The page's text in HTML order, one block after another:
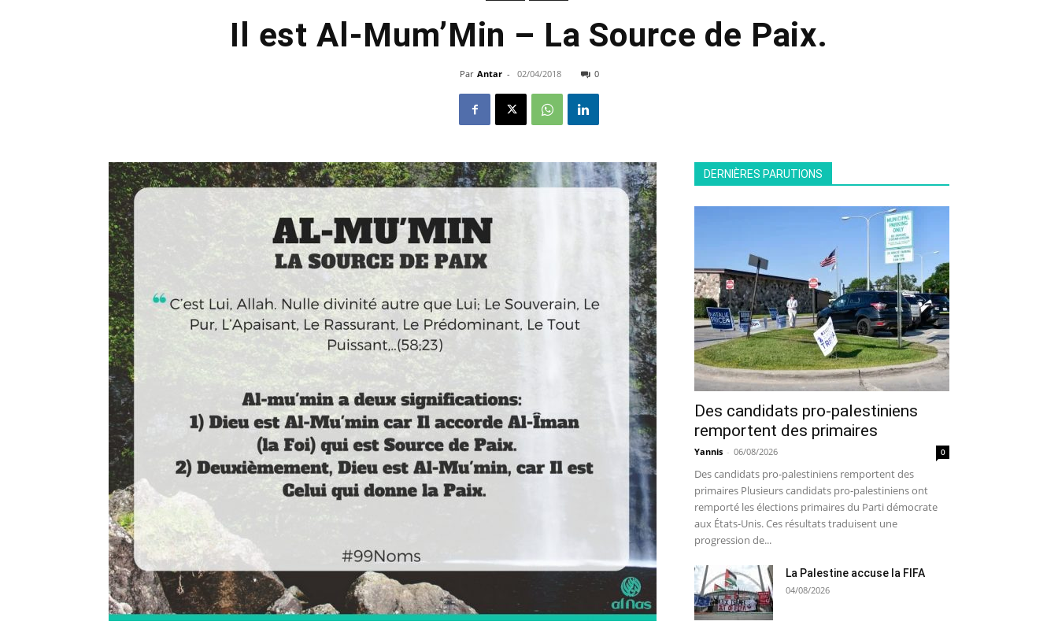
Il est Al-Mum’Min – La Source de Paix.
Par Antar - 02/04/2018 0
DERNIÈRES PARUTIONS
Des candidats pro-palestiniens
remportent des primaires
Yannis - 06/08/2026 0
Des candidats pro-palestiniens remportent des
primaires Plusieurs candidats pro-palestiniens ont
remporté les élections primaires du Parti démocrate
aux États-Unis. Ces résultats traduisent une
progression de...
La Palestine accuse la FIFA
04/08/2026